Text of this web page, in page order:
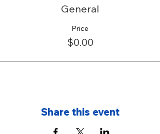
General
Price
$0.00
Share this event